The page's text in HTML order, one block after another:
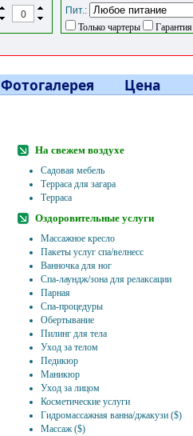
Пит.:
Только чартеры
Гарантия
Фотогалерея Цена
На свежем воздухе
Садовая мебель
Терраса для загара
Терраса
Оздоровительные услуги
Массажное кресло
Пакеты услуг спа/велнесс
Ванночка для ног
Спа-лаундж/зона для релаксации
Парная
Спа-процедуры
Обертывание
Пилинг для тела
Уход за телом
Педикюр
Маникюр
Уход за лицом
Косметические услуги
Гидромассажная ванна/джакузи ($)
Массаж ($)